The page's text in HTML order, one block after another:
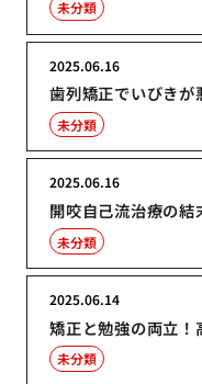
未分類
歯列矯正でいびきが
2025.06.16
未分類
開咬自己流治療の結
2025.06.16
未分類
矯正と勉強の両立！
2025.06.14
未分類